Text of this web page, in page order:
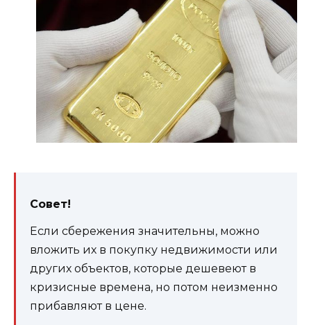
Совет!
Если сбережения значительны, можно
вложить их в покупку недвижимости или
других объектов, которые дешевеют в
кризисные времена, но потом неизменно
прибавляют в цене.